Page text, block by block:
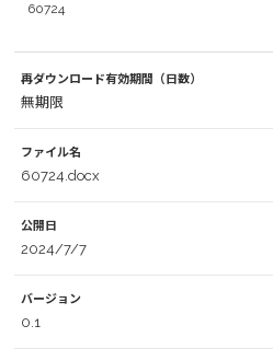
60724
再ダウンロード有効期間（日数）
無期限
ファイル名
60724.docx
公開日
2024/7/7
バージョン
0.1